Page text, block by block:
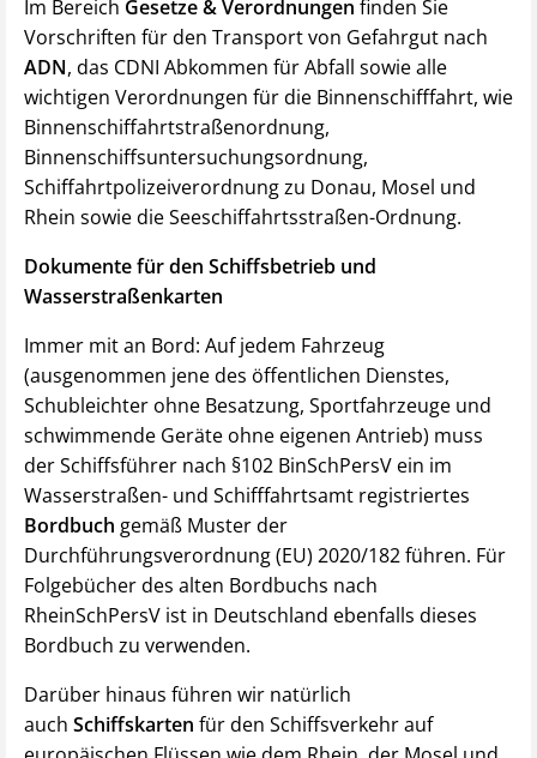
Im Bereich Gesetze & Verordnungen finden Sie
Vorschriften für den Transport von Gefahrgut nach
ADN, das CDNI Abkommen für Abfall sowie alle
wichtigen Verordnungen für die Binnenschifffahrt, wie
Binnenschiffahrtstraßenordnung,
Binnenschiffsuntersuchungsordnung,
Schiffahrtpolizeiverordnung zu Donau, Mosel und
Rhein sowie die Seeschiffahrtsstraßen-Ordnung.
Dokumente für den Schiffsbetrieb und
Wasserstraßenkarten
Immer mit an Bord: Auf jedem Fahrzeug
(ausgenommen jene des öffentlichen Dienstes,
Schubleichter ohne Besatzung, Sportfahrzeuge und
schwimmende Geräte ohne eigenen Antrieb) muss
der Schiffsführer nach §102 BinSchPersV ein im
Wasserstraßen- und Schifffahrtsamt registriertes
Bordbuch gemäß Muster der
Durchführungsverordnung (EU) 2020/182 führen. Für
Folgebücher des alten Bordbuchs nach
RheinSchPersV ist in Deutschland ebenfalls dieses
Bordbuch zu verwenden.
Darüber hinaus führen wir natürlich
auch Schiffskarten für den Schiffsverkehr auf